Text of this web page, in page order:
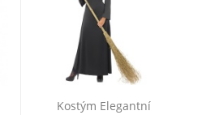
Kostým Elegantní